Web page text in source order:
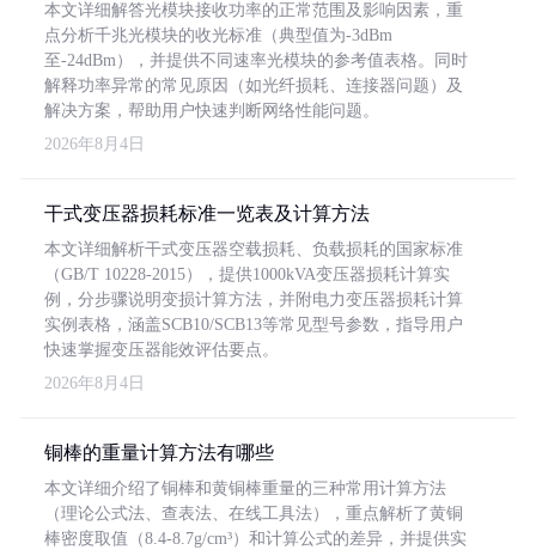
本文详细解答光模块接收功率的正常范围及影响因素，重
点分析千兆光模块的收光标准（典型值为-3dBm
至-24dBm），并提供不同速率光模块的参考值表格。同时
解释功率异常的常见原因（如光纤损耗、连接器问题）及
解决方案，帮助用户快速判断网络性能问题。
2026年8月4日
干式变压器损耗标准一览表及计算方法
本文详细解析干式变压器空载损耗、负载损耗的国家标准
（GB/T 10228-2015），提供1000kVA变压器损耗计算实
例，分步骤说明变损计算方法，并附电力变压器损耗计算
实例表格，涵盖SCB10/SCB13等常见型号参数，指导用户
快速掌握变压器能效评估要点。
2026年8月4日
铜棒的重量计算方法有哪些
本文详细介绍了铜棒和黄铜棒重量的三种常用计算方法
（理论公式法、查表法、在线工具法），重点解析了黄铜
棒密度取值（8.4-8.7g/cm³）和计算公式的差异，并提供实